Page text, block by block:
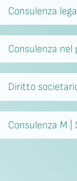
Consulenza
Consulenza
Diritto
Consulenza M